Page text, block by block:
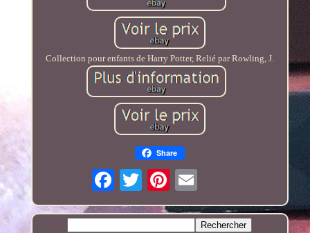
Collection pour enfants de Harry Potter, Relié par Rowling, J.
Share